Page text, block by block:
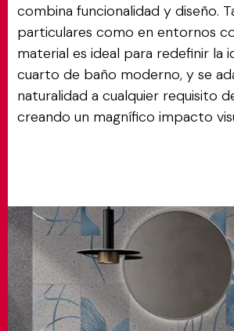
combina funcionalidad y diseño.
particulares como en entornos
material es ideal para redefinir la
cuarto de baño moderno, y se
naturalidad a cualquier requisito
creando un magnífico impacto